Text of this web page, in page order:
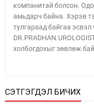
компанитай болсон.
амьдарч байна. Хэрэв
тулгараад байгаа
холбогдохыг зөвлөж
СЭТГЭГДЭЛ БИЧИХ